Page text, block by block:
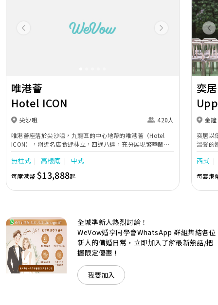
Previous Next
唯港薈
Hotel ICON
尖沙咀
420人
唯港薈座落於尖沙咀，九龍區的中心地帶的唯港薈（Hotel
ICON），附近名店食肆林立，四通八達，充分展現繁華鬧巿
中的活力個性，成為一眾準新人舉辦婚宴的熱門之選。專業團
隊由策劃統籌至所有婚宴每個細節，唯港薈都力臻完美，保證
讓您留下獨特的醉人回憶。 擁有時尚高樓頂的Silverbox宴會
廳，配置了全套先進的視聽影音及燈光設備配套，並採用極富
現代時尚感的水晶玻璃燈，演繹出與別不同的經典神韻。不論
準新人的個性及預算﹔保證為您打造夢寐以求的特別日子，令
賓客永誌難忘！
無柱式 高樓底 中式
每席港幣 $13,888起
奕居
金鐘
奕居以
溫馨的
團隊會
西式
每套港
全城準新人熱烈討論！
WeVow婚享同學會WhatsApp 群組集結各位
新人的備婚日常，立即加入了解最新熱話/把
握限定優惠！
我要加入